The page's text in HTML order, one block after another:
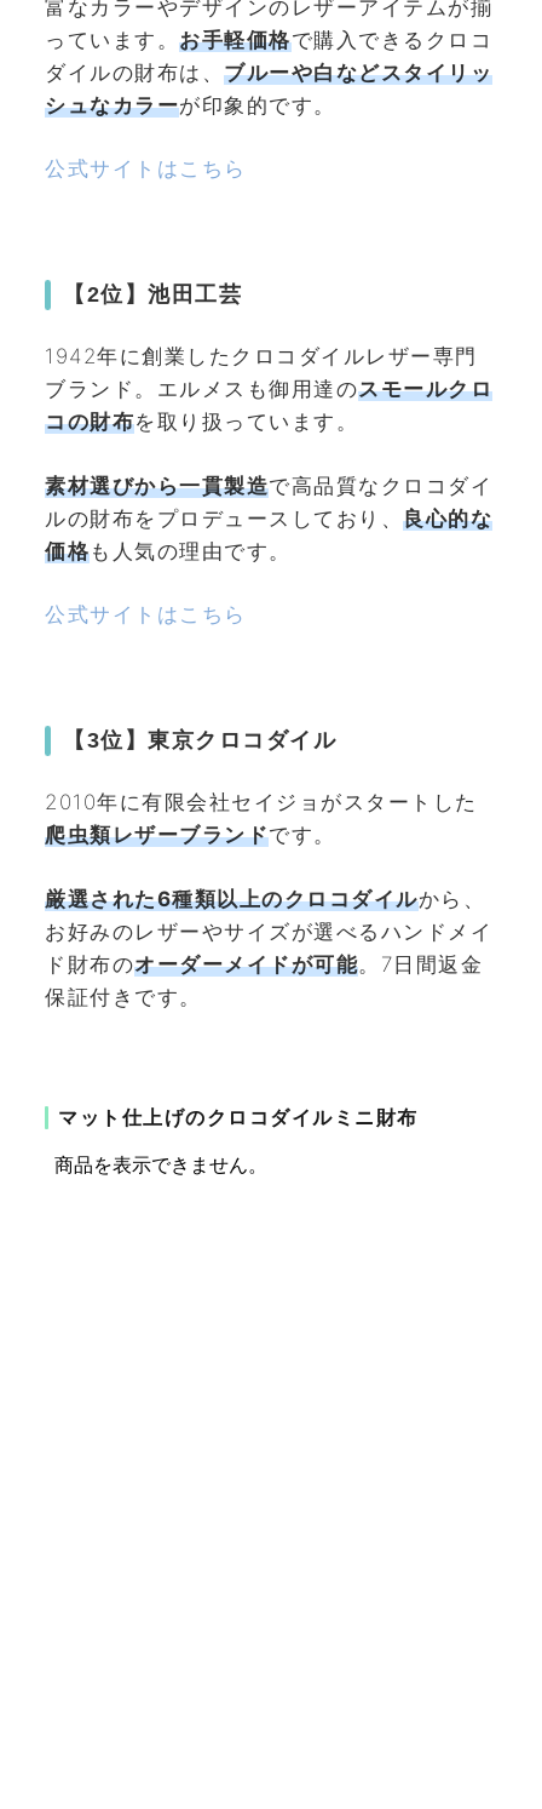
富なカラーやデザインのレザーアイテムが揃
っています。 お手軽価格で購入できるクロコ
ダイルの財布は、 ブルーや白などスタイリッ
シュなカラーが印象的です。
公式サイトはこちら
【2位】池田工芸
1942年に創業したクロコダイルレザー専門
ブランド。エルメスも御用達のスモールクロ
コの財布を取り扱っています。
素材選びから一貫製造で高品質なクロコダイ
ルの財布をプロデュースしており、 良心的な
価格も人気の理由です。
公式サイトはこちら
【3位】東京クロコダイル
2010年に有限会社セイジョがスタートした
爬虫類レザーブランドです。
厳選された6種類以上のクロコダイルから、
お好みのレザーやサイズが選べるハンドメイ
ド財布のオーダーメイドが可能。7日間返金
保証付きです。
マット仕上げのクロコダイルミニ財布